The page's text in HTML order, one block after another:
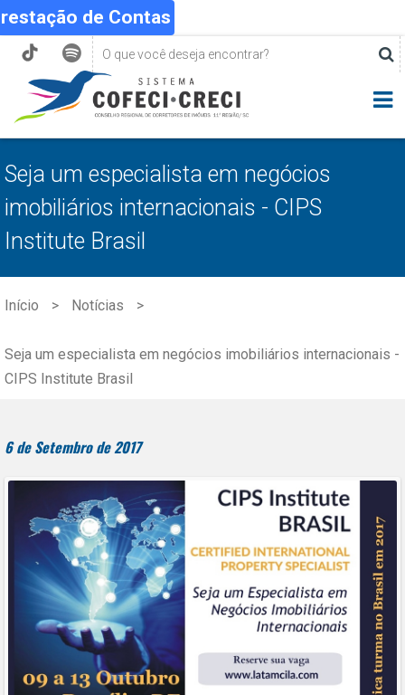
de Contas
Seja um especialista em negócios
imobiliários internacionais - CIPS
Institute Brasil
Início Notícias
Seja um especialista em negócios imobiliários internacionais -
CIPS Institute Brasil
6 de Setembro de 2017